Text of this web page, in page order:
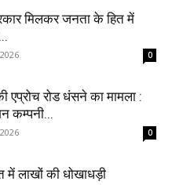
मिलकर जनता के हित में
0
एप्रोच रोड धंसने का मामला :
कम्पनी...
0
में लाखों की धोखाधड़ी